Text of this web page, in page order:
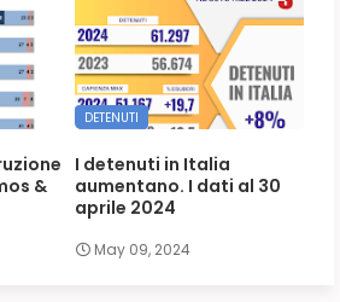
&
DETENUTI
I detenuti in Italia
aumentano. I dati al 30
aprile 2024
May 09, 2024